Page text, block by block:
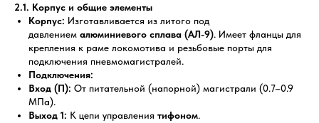
2.1. Корпус и общие элементы
Корпус: Изготавливается из литого под
давлением алюминиевого сплава (АЛ-9). Имеет фланцы для
крепления к раме локомотива и резьбовые порты для
подключения пневмомагистралей.
Подключения:
Вход (П): От питательной (напорной) магистрали (0.7–0.9
МПа).
Выход 1: К цепи управления тифоном.